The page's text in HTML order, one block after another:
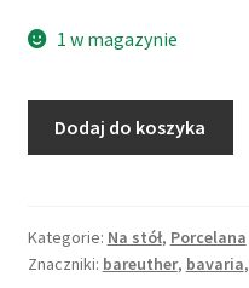
1 w magazynie
konfiturówka,
Bareuther
Dodaj do koszyka
Kategorie: Na stół, Porcelana
Znaczniki: bareuther, bavaria,